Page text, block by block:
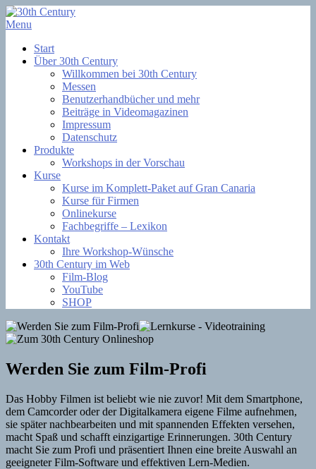
Skip
to
30th Century
Menu
Start
Über 30th Century
Willkommen bei 30th Century
Messen
Benutzerhandbücher und mehr
Beiträge in Videomagazinen
Impressum
Datenschutz
Produkte
Workshops in der Vorschau
Kurse
Kurse im Komplett-Paket auf Gran Canaria
Kurse für Firmen
Onlinekurse
Fachbegriffe – Lexikon
Kontakt
Ihre Workshop-Wünsche
30th Century im Web
Film-Blog
YouTube
SHOP
Werden Sie zum Film-Profi
Das Hobby Filmen ist beliebt wie nie zuvor! Mit dem Smartphone,
dem Camcorder oder der Digitalkamera eigene Filme aufnehmen,
sie später nachbearbeiten und mit spannenden Effekten versehen,
macht Spaß und schafft einzigartige Erinnerungen. 30th Century
macht Sie zum Profi und präsentiert Ihnen eine breite Auswahl an
geeigneter Film-Software und effektiven Lern-Medien.